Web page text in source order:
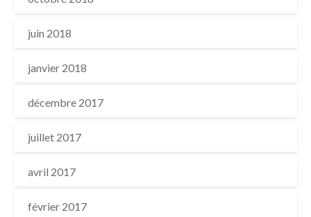
juin 2018
janvier 2018
décembre 2017
juillet 2017
avril 2017
février 2017